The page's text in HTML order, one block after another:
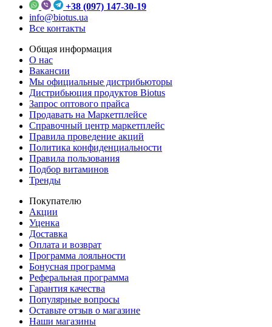
+38 (097) 147-30-19
info@biotus.ua
Все контакты
Общая информация
О нас
Вакансии
Мы официальные дистрибьюторы
Дистрибьюция продуктов Biotus
Запрос оптового прайса
Продавать на Маркетплейсе
Справочный центр маркетплейс
Правила проведение акций
Политика конфиденциальности
Правила пользования
Подбор витаминов
Тренды
Покупателю
Акции
Уценка
Доставка
Оплата и возврат
Программа лояльности
Бонусная программа
Реферальная программа
Гарантия качества
Популярные вопросы
Оставьте отзыв о магазине
Наши магазины